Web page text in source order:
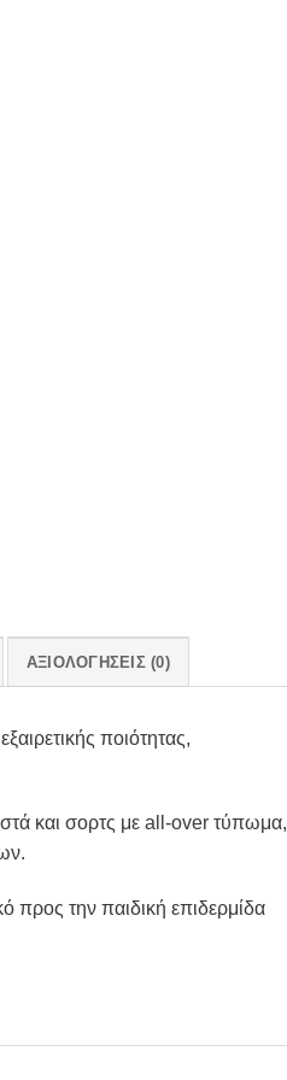
ΑΞΙΟΛΟΓΉΣΕΙΣ (0)
ποιότητας,
και σορτς με all-over τύπωμα,
προς την παιδική επιδερμίδα